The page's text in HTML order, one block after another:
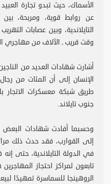
الأسماك، حيث تبدو تجارة
عن روابط قوية، ومربحة، بين
التايلاندية، وبين عصابات
وقت قريب ـ الآلاف من مهاجري
أشارت شهادات العديد من
الإنسان إلى أن المئات من
طريق شبكة معسكرات الاتجار
جنوب تايلاند.
وحسبما أفادت شهادات
إلى القوارب، فقد حدث ذلك
في الدولة التايلاندية، حتى
تابعون لمراكز احتجاز
الروهينجا للسماسرة تمهيدًا